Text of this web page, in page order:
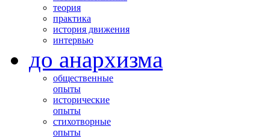
теория
практика
история движения
интервью
до анархизма
общественные
опыты
исторические
опыты
стихотворные
опыты